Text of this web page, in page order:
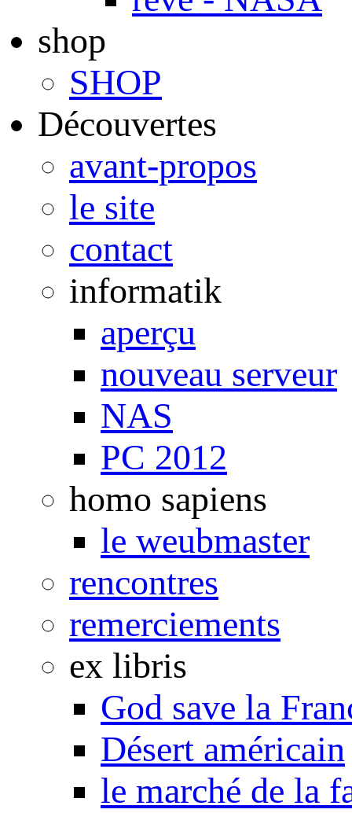
shop
SHOP
Découvertes
avant-propos
le site
contact
informatik
aperçu
nouveau serveur
NAS
PC 2012
homo sapiens
le weubmaster
rencontres
remerciements
ex libris
God save la
Désert américain
le marché de la